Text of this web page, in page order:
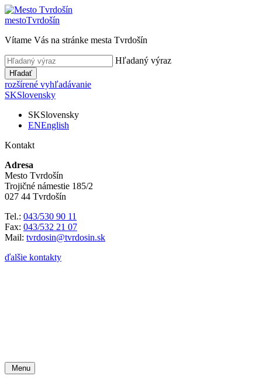
mestoTvrdošín
Vítame Vás na stránke mesta Tvrdošín
Hľadaný výraz
Hľadať
rozšírené vyhľadávanie
SKSlovensky
SKSlovensky
ENEnglish
Kontakt
Adresa
Mesto Tvrdošín
Trojičné námestie 185/2
027 44 Tvrdošín
Tel.: 043/530 90 11
Fax: 043/532 21 07
Mail: tvrdosin@tvrdosin.sk
ďalšie kontakty
Menu